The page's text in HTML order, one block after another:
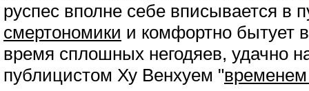
руспес вполне себе вписывается в
смертономики и комфортно бытует
время сплошных негодяев, удачно
публицистом Ху Венхуем "временем